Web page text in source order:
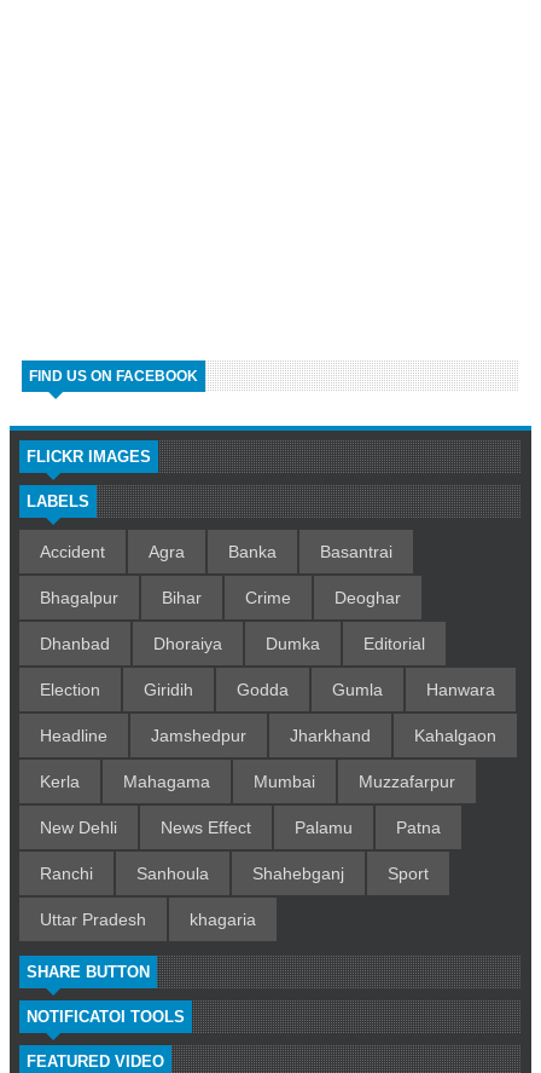
FIND US ON FACEBOOK
FLICKR IMAGES
LABELS
Accident Agra Banka Basantrai
Bhagalpur Bihar Crime Deoghar
Dhanbad Dhoraiya Dumka Editorial
Election Giridih Godda Gumla Hanwara
Headline Jamshedpur Jharkhand Kahalgaon
Kerla Mahagama Mumbai Muzzafarpur
New Dehli News Effect Palamu Patna
Ranchi Sanhoula Shahebganj Sport
Uttar Pradesh khagaria
SHARE BUTTON
NOTIFICATOI TOOLS
FEATURED VIDEO